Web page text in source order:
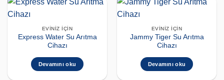
EVINIZ İÇIN
Express Water Su Arıtma
Cihazı
Devamını oku
EVINIZ İÇIN
Jammy Tiger Su Arıtma
Cihazı
Devamını oku